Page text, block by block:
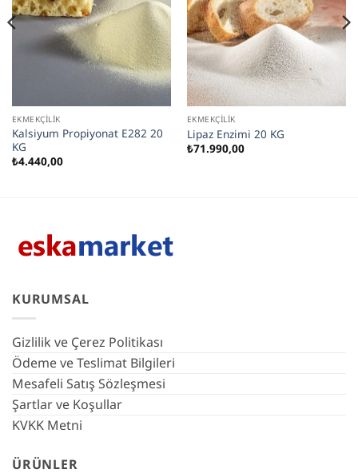
EKMEKÇILIK
Kalsiyum Propiyonat E282 20
KG
₺4.440,00
EKMEKÇILIK
Lipaz Enzimi 20 KG
₺71.990,00
KURUMSAL
Gizlilik ve Çerez Politikası
Ödeme ve Teslimat Bilgileri
Mesafeli Satış Sözleşmesi
Şartlar ve Koşullar
KVKK Metni
ÜRÜNLER